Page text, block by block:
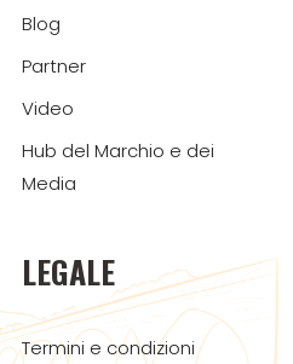
Blog
Partner
Video
Hub del Marchio e dei
Media
LEGALE
Termini e condizioni